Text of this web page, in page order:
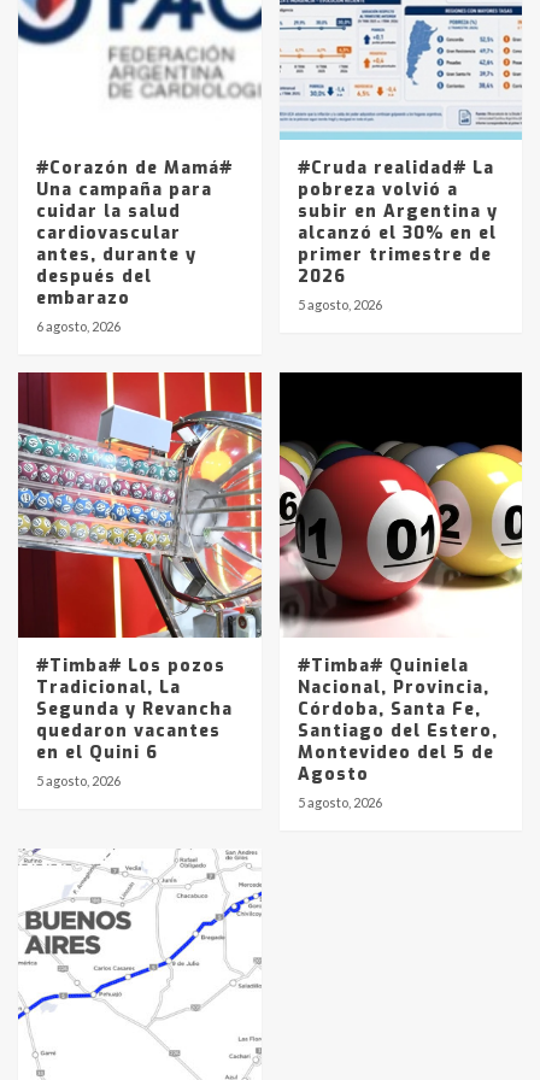
4
Los precios de los combustibles en
La Pampa, desde YPF hasta Axion
entre 857 a 1338 pesos
#Corazón de Mamá#
Una campaña para
cuidar la salud
cardiovascular
antes, durante y
después del
embarazo
6 agosto, 2026
#Cruda realidad# La
pobreza volvió a
subir en Argentina y
alcanzó el 30% en el
primer trimestre de
2026
5 agosto, 2026
#Timba# Los pozos
Tradicional, La
Segunda y Revancha
quedaron vacantes
en el Quini 6
5 agosto, 2026
#Timba# Quiniela
Nacional, Provincia,
Córdoba, Santa Fe,
Santiago del Estero,
Montevideo del 5 de
Agosto
5 agosto, 2026